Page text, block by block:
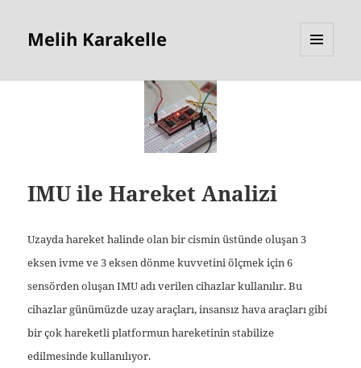
Melih Karakelle
IMU ile Hareket Analizi
Uzayda hareket halinde olan bir cismin üstünde oluşan 3
eksen ivme ve 3 eksen dönme kuvvetini ölçmek için 6
sensörden oluşan IMU adı verilen cihazlar kullanılır. Bu
cihazlar günümüzde uzay araçları, insansız hava araçları gibi
bir çok hareketli platformun hareketinin stabilize
edilmesinde kullanılıyor.